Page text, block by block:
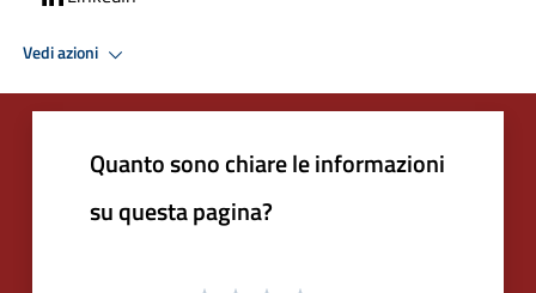
Vedi azioni
Quanto sono chiare le informazioni
su questa pagina?